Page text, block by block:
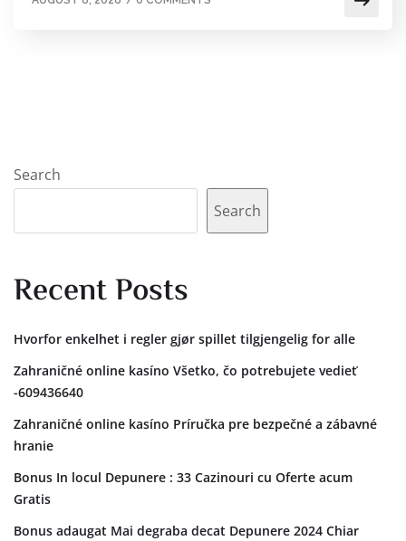
Search
Search
Recent Posts
Hvorfor enkelhet i regler gjør spillet tilgjengelig for alle
Zahraničné online kasíno Všetko, čo potrebujete vedieť
-609436640
Zahraničné online kasíno Príručka pre bezpečné a zábavné
hranie
Bonus In locul Depunere : 33 Cazinouri cu Oferte acum
Gratis
Bonus adaugat Mai degraba decat Depunere 2024 Chiar